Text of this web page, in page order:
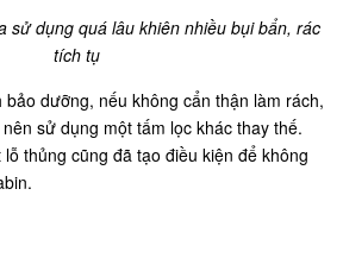
sử dụng quá lâu khiên nhiều bụi bẩn, rác
tích tụ
dưỡng, nếu không cẩn thận làm rách,
sử dụng một tấm lọc khác thay thế.
thủng cũng đã tạo điều kiện để không